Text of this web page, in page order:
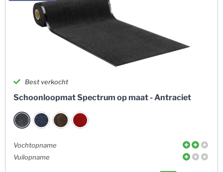
Best verkocht
Schoonloopmat Spectrum op maat - Antraciet
Vochtopname
Vuilopname